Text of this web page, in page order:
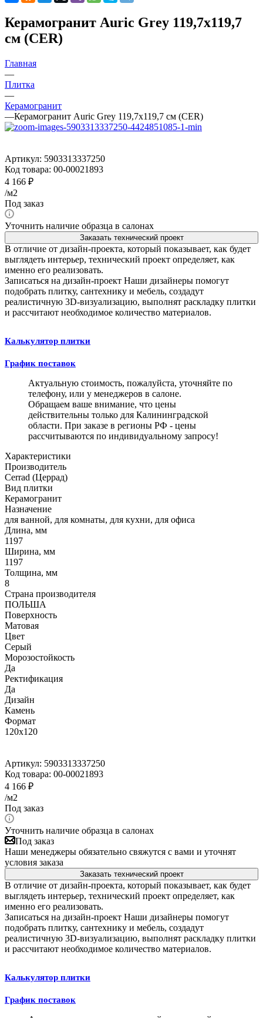
Керамогранит Auric Grey 119,7x119,7
см (CER)
Главная
—
Плитка
—
Керамогранит
—Керамогранит Auric Grey 119,7x119,7 см (CER)
Артикул: 5903313337250
Код товара: 00-00021893
4 166 ₽
/м2
Под заказ
Уточнить наличие образца в салонах
Заказать технический проект
В отличие от дизайн-проекта, который показывает, как будет
выглядеть интерьер, технический проект определяет, как
именно его реализовать.
Записаться на дизайн-проект Наши дизайнеры помогут
подобрать плитку, сантехнику и мебель, создадут
реалистичную 3D-визуализацию, выполнят раскладку плитки
и рассчитают необходимое количество материалов.
Калькулятор плитки
График поставок
Актуальную стоимость, пожалуйста, уточняйте по
телефону, или у менеджеров в салоне.
Обращаем ваше внимание, что цены
действительны только для Калининградской
области. При заказе в регионы РФ - цены
рассчитываются по индивидуальному запросу!
Характеристики
Производитель
Cerrad (Церрад)
Вид плитки
Керамогранит
Назначение
для ванной, для комнаты, для кухни, для офиса
Длина, мм
1197
Ширина, мм
1197
Толщина, мм
8
Страна производителя
ПОЛЬША
Поверхность
Матовая
Цвет
Серый
Морозостойкость
Да
Ректификация
Да
Дизайн
Камень
Формат
120x120
Артикул: 5903313337250
Код товара: 00-00021893
4 166 ₽
/м2
Под заказ
Уточнить наличие образца в салонах
Под заказ
Наши менеджеры обязательно свяжутся с вами и уточнят
условия заказа
Заказать технический проект
В отличие от дизайн-проекта, который показывает, как будет
выглядеть интерьер, технический проект определяет, как
именно его реализовать.
Записаться на дизайн-проект Наши дизайнеры помогут
подобрать плитку, сантехнику и мебель, создадут
реалистичную 3D-визуализацию, выполнят раскладку плитки
и рассчитают необходимое количество материалов.
Калькулятор плитки
График поставок